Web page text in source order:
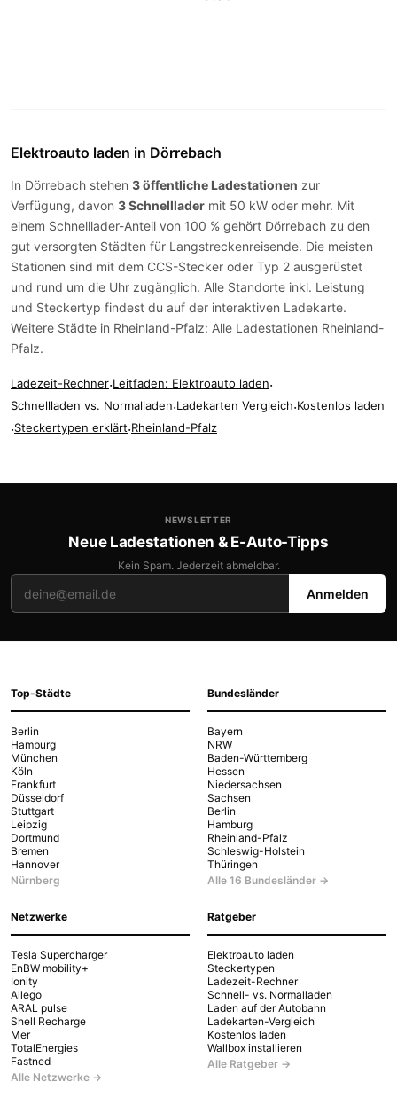
Elektroauto laden in Dörrebach
In Dörrebach stehen 3 öffentliche Ladestationen zur
Verfügung, davon 3 Schnelllader mit 50 kW oder mehr. Mit
einem Schnelllader-Anteil von 100 % gehört Dörrebach zu den
gut versorgten Städten für Langstreckenreisende. Die meisten
Stationen sind mit dem CCS-Stecker oder Typ 2 ausgerüstet
und rund um die Uhr zugänglich. Alle Standorte inkl. Leistung
und Steckertyp findest du auf der interaktiven Ladekarte.
Weitere Städte in Rheinland-Pfalz: Alle Ladestationen Rheinland-
Pfalz.
Ladezeit-Rechner·Leitfaden: Elektroauto laden·
Schnellladen vs. Normalladen·Ladekarten Vergleich·Kostenlos laden
·Steckertypen erklärt·Rheinland-Pfalz
NEWSLETTER
Neue Ladestationen & E-Auto-Tipps
Kein Spam. Jederzeit abmeldbar.
Anmelden
Top-Städte
Berlin
Hamburg
München
Köln
Frankfurt
Düsseldorf
Stuttgart
Leipzig
Dortmund
Bremen
Hannover
Nürnberg
Bundesländer
Bayern
NRW
Baden-Württemberg
Hessen
Niedersachsen
Sachsen
Berlin
Hamburg
Rheinland-Pfalz
Schleswig-Holstein
Thüringen
Alle 16 Bundesländer →
Netzwerke
Tesla Supercharger
EnBW mobility+
Ionity
Allego
ARAL pulse
Shell Recharge
Mer
TotalEnergies
Fastned
Alle Netzwerke →
Ratgeber
Elektroauto laden
Steckertypen
Ladezeit-Rechner
Schnell- vs. Normalladen
Laden auf der Autobahn
Ladekarten-Vergleich
Kostenlos laden
Wallbox installieren
Alle Ratgeber →